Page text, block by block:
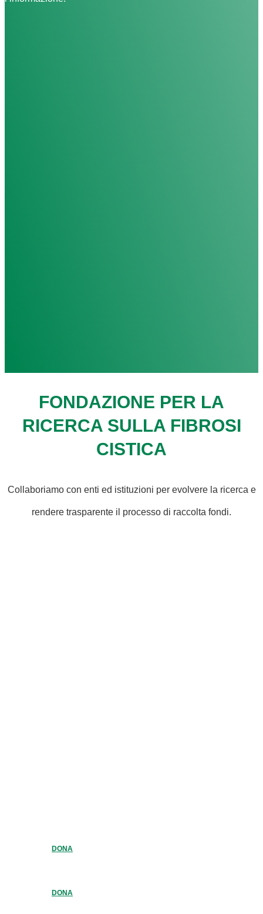
FONDAZIONE PER LA
RICERCA SULLA FIBROSI
CISTICA
Collaboriamo con enti ed istituzioni per evolvere la ricerca e
rendere trasparente il processo di raccolta fondi.
DONA
DONA